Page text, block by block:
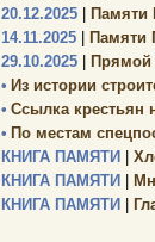
20.12.2025
14.11.2025
Памяти
29.10.2025
Прямой
• Из истории
• Ссылка крестьян
• По местам
КНИГА ПАМЯТИ
КНИГА ПАМЯТИ
КНИГА ПАМЯТИ